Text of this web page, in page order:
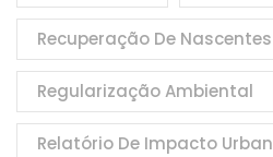
Recuperação De Nascentes
Regularização Ambiental
Relatório De Impacto